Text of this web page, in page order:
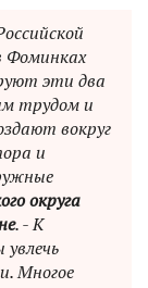
Фоминках
эти два
трудом и
вокруг
и
округа
. - К
Многое